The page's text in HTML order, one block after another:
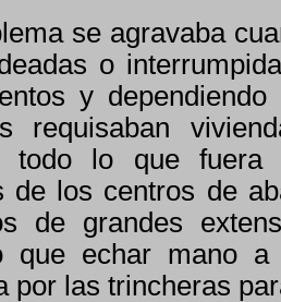
se agravaba
o
y
requisaban
todo lo que fuera
de los centros de
s de grandes
que echar mano
por las trincheras